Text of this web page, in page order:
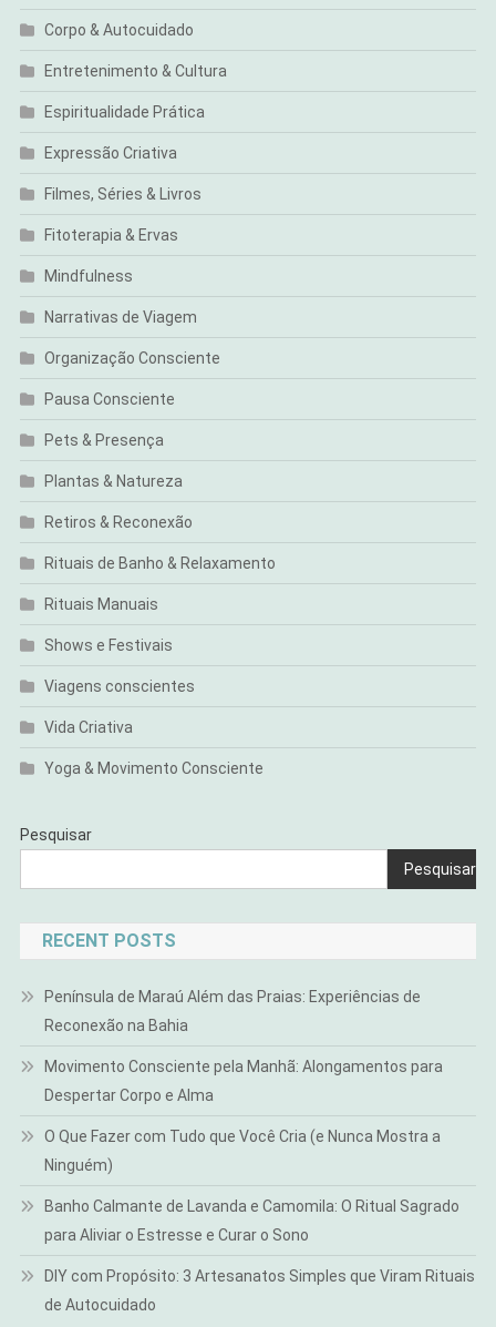
Corpo & Autocuidado
Entretenimento & Cultura
Espiritualidade Prática
Expressão Criativa
Filmes, Séries & Livros
Fitoterapia & Ervas
Mindfulness
Narrativas de Viagem
Organização Consciente
Pausa Consciente
Pets & Presença
Plantas & Natureza
Retiros & Reconexão
Rituais de Banho & Relaxamento
Rituais Manuais
Shows e Festivais
Viagens conscientes
Vida Criativa
Yoga & Movimento Consciente
Pesquisar
Pesquisar
RECENT POSTS
Península de Maraú Além das Praias: Experiências de
Reconexão na Bahia
Movimento Consciente pela Manhã: Alongamentos para
Despertar Corpo e Alma
O Que Fazer com Tudo que Você Cria (e Nunca Mostra a
Ninguém)
Banho Calmante de Lavanda e Camomila: O Ritual Sagrado
para Aliviar o Estresse e Curar o Sono
DIY com Propósito: 3 Artesanatos Simples que Viram Rituais
de Autocuidado